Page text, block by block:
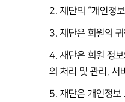
2. 재단의 “개인정
3. 재단은 회원의
4. 재단은 회원 정
의 처리 및 관리, 서
5. 재단은 개인정보